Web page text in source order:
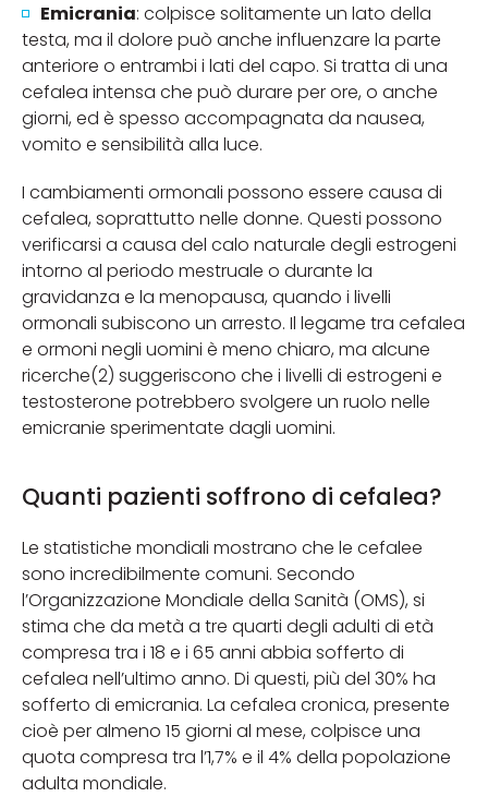
Emicrania: colpisce solitamente un lato della
testa, ma il dolore può anche influenzare la parte
anteriore o entrambi i lati del capo. Si tratta di una
cefalea intensa che può durare per ore, o anche
giorni, ed è spesso accompagnata da nausea,
vomito e sensibilità alla luce.
I cambiamenti ormonali possono essere causa di
cefalea, soprattutto nelle donne. Questi possono
verificarsi a causa del calo naturale degli estrogeni
intorno al periodo mestruale o durante la
gravidanza e la menopausa, quando i livelli
ormonali subiscono un arresto. Il legame tra cefalea
e ormoni negli uomini è meno chiaro, ma alcune
ricerche(2) suggeriscono che i livelli di estrogeni e
testosterone potrebbero svolgere un ruolo nelle
emicranie sperimentate dagli uomini.
Quanti pazienti soffrono di cefalea?
Le statistiche mondiali mostrano che le cefalee
sono incredibilmente comuni. Secondo
l’Organizzazione Mondiale della Sanità (OMS), si
stima che da metà a tre quarti degli adulti di età
compresa tra i 18 e i 65 anni abbia sofferto di
cefalea nell’ultimo anno. Di questi, più del 30% ha
sofferto di emicrania. La cefalea cronica, presente
cioè per almeno 15 giorni al mese, colpisce una
quota compresa tra l’1,7% e il 4% della popolazione
adulta mondiale.